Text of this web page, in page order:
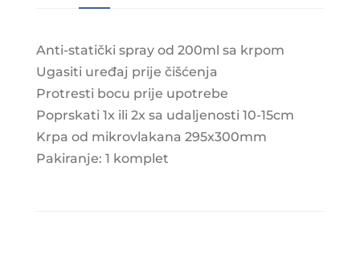
Anti-statički spray od 200ml sa krpom
Ugasiti uređaj prije čišćenja
Protresti bocu prije upotrebe
Poprskati 1x ili 2x sa udaljenosti 10-15cm
Krpa od mikrovlakana 295x300mm
Pakiranje: 1 komplet